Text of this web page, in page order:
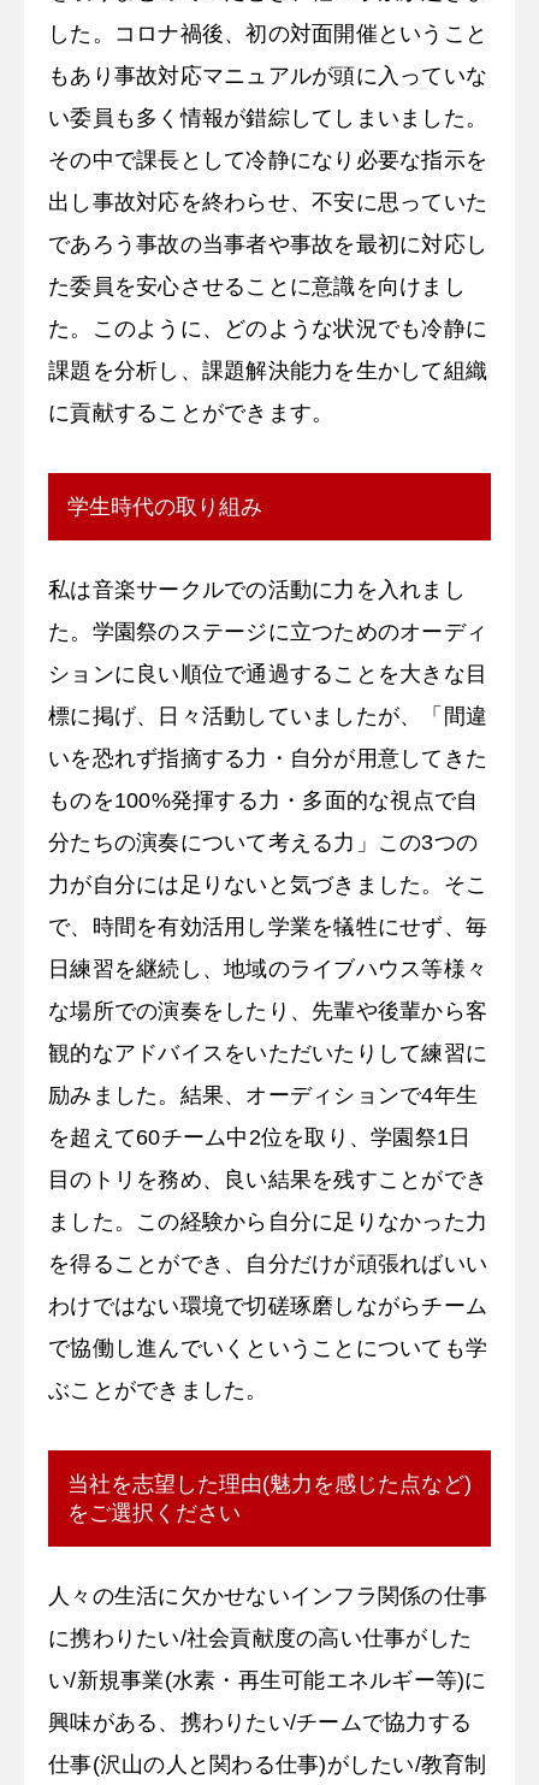
した。コロナ禍後、初の対面開催ということ
もあり事故対応マニュアルが頭に入っていな
い委員も多く情報が錯綜してしまいました。
その中で課長として冷静になり必要な指示を
出し事故対応を終わらせ、不安に思っていた
であろう事故の当事者や事故を最初に対応し
た委員を安心させることに意識を向けまし
た。このように、どのような状況でも冷静に
課題を分析し、課題解決能力を生かして組織
に貢献することができます。
学生時代の取り組み
私は音楽サークルでの活動に力を入れまし
た。学園祭のステージに立つためのオーディ
ションに良い順位で通過することを大きな目
標に掲げ、日々活動していましたが、「間違
いを恐れず指摘する力・自分が用意してきた
ものを100%発揮する力・多面的な視点で自
分たちの演奏について考える力」この3つの
力が自分には足りないと気づきました。そこ
で、時間を有効活用し学業を犠牲にせず、毎
日練習を継続し、地域のライブハウス等様々
な場所での演奏をしたり、先輩や後輩から客
観的なアドバイスをいただいたりして練習に
励みました。結果、オーディションで4年生
を超えて60チーム中2位を取り、学園祭1日
目のトリを務め、良い結果を残すことができ
ました。この経験から自分に足りなかった力
を得ることができ、自分だけが頑張ればいい
わけではない環境で切磋琢磨しながらチーム
で協働し進んでいくということについても学
ぶことができました。
当社を志望した理由(魅力を感じた点など)
をご選択ください
人々の生活に欠かせないインフラ関係の仕事
に携わりたい/社会貢献度の高い仕事がした
い/新規事業(水素・再生可能エネルギー等)に
興味がある、携わりたい/チームで協力する
仕事(沢山の人と関わる仕事)がしたい/教育制